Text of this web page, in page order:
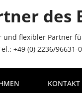
des
flexibler Partner
+49 (0) 2236/96631-
KONTAKT